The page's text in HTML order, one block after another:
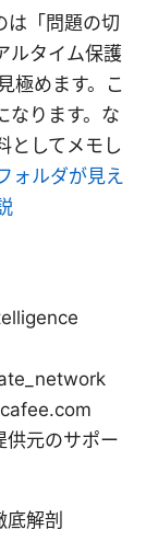
は「問題の切
ルタイム保護
極めます。こ
なります。な
としてメモし
ォルダが見え
元のサポー
解剖